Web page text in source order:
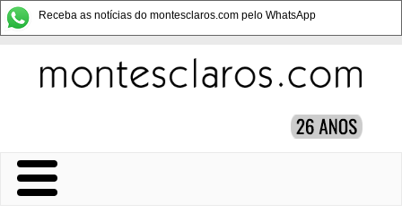
Receba as notícias do montesclaros.com pelo WhatsApp